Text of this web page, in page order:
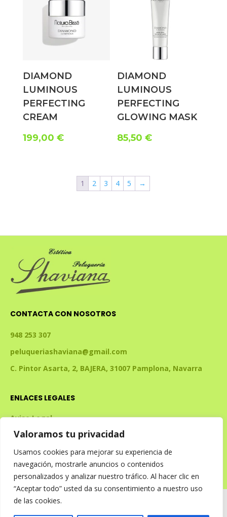
Valoramos tu privacidad
Usamos cookies para mejorar su experiencia de
navegación, mostrarle anuncios o contenidos
personalizados y analizar nuestro tráfico. Al hacer clic en
“Aceptar todo” usted da su consentimiento a nuestro uso
de las cookies.
DIAMOND
LUMINOUS
PERFECTING
CREAM
199,00 €
DIAMOND
LUMINOUS
PERFECTING
GLOWING MASK
85,50€
1 2 3 4 5 →
CONTACTA CON NOSOTROS
948 253 307
peluqueriashaviana@gmail.com
C. Pintor Asarta, 2, BAJERA, 31007 Pamplona, Navarra
ENLACES LEGALES
Aviso Legal
Política de Privacidad
Política de Cookies
Declaración de Accesibilidad
© 2026 PELUQUERIA SHAVIANA